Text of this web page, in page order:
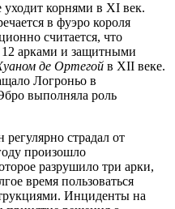
корнями в XI век.
в фуэро короля
считается, что
арками и защитными
де Ортегой в XII веке.
Логроньо в
выполняла роль
страдал от
произошло
разрушило три арки,
время пользоваться
Инциденты на